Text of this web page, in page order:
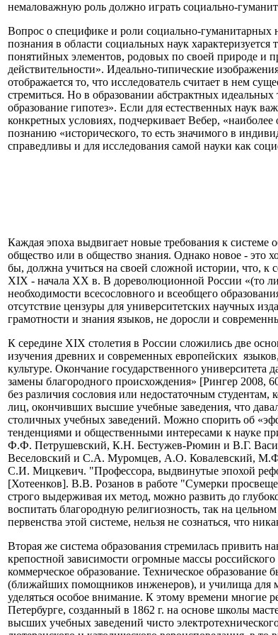
немаловажную роль должно играть социально-
Вопрос о специфике и роли социально-гуманитарных
познания в области социальных наук
понятийных элементов, родовых по своей природе и
действительности». Идеально-типические
отображается то, что исследователь считает в нем
стремиться. Но в образовании абстрактных
образование гипотез». Если для естественных наук
конкретных условиях, подчеркивает Вебер,
познанию «исторического, то есть значимого в
справедливы и для исследования самой науки как
Каждая эпоха выдвигает новые требования к
общество или в общество знания. Однако новое - это
бы, должна учиться на своей сложной истории, что, к
XIX - начала XX в. В дореволюционной России «(то ли
необходимости всесословного и всеобщего
отсутствие цензуры для университетских научных
грамотности и знания языков, не доросли и
К середине XIX столетия в России сложились две
изучения древних и современных европейских
культуре. Окончание государственного
замены благородного происхождения» [Рингер 2008,
без различия сословия или недостаточным
лиц, окончивших высшие учебные заведения, что
столичных учебных заведений. Можно спорить об
тенденциями и общественными интересами к науке
Ф.Ф. Петрушевский, К.Н. Бестужев-Рюмин и В.Г.
Веселовский и С.А. Муромцев, А.О. Ковалевский,
С.И. Мицкевич. "Профессора, выдвинутые эпохой
[Хотеенков]. В.В. Розанов в работе "Сумерки
строго выдерживая их метод, можно развить до
воспитать благородную религиозность, так на
первенства этой системе, нельзя не сознаться, что
Вторая же система образования стремилась привить
крепостной зависимости огромные массы
коммерческое образование. Техническое
(ближайших помощников инженеров), и училища для
уделяться особое внимание. К этому времени многие
Петербурге, созданный в 1862 г. на основе школы
высших учебных заведений чисто